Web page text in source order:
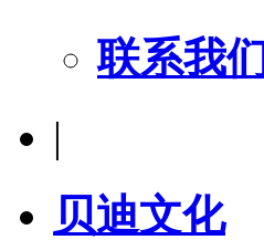
联系我们
|
贝迪文化